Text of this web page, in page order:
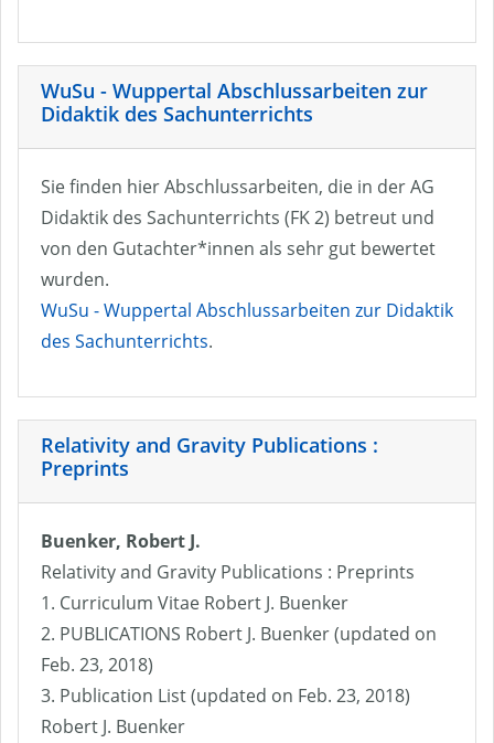
WuSu - Wuppertal Abschlussarbeiten zur
Didaktik des Sachunterrichts
Sie finden hier Abschlussarbeiten, die in der AG
Didaktik des Sachunterrichts (FK 2) betreut und
von den Gutachter*innen als sehr gut bewertet
wurden.
WuSu - Wuppertal Abschlussarbeiten zur Didaktik
des Sachunterrichts.
Relativity and Gravity Publications :
Preprints
Buenker, Robert J.
Relativity and Gravity Publications : Preprints
1. Curriculum Vitae Robert J. Buenker
2. PUBLICATIONS Robert J. Buenker (updated on
Feb. 23, 2018)
3. Publication List (updated on Feb. 23, 2018)
Robert J. Buenker